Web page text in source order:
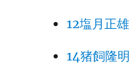
12塩月正雄
14猪飼隆明